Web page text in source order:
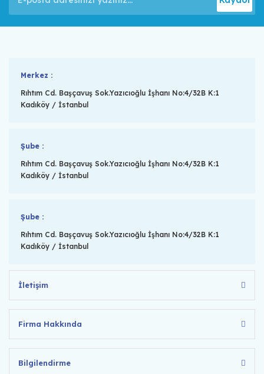
Merkez :
Rıhtım Cd. Başçavuş Sok.Yazıcıoğlu İşhanı No:4/32B K:1
Kadıköy / İstanbul
Şube :
Rıhtım Cd. Başçavuş Sok.Yazıcıoğlu İşhanı No:4/32B K:1
Kadıköy / İstanbul
Şube :
Rıhtım Cd. Başçavuş Sok.Yazıcıoğlu İşhanı No:4/32B K:1
Kadıköy / İstanbul
İletişim
Firma Hakkında
Bilgilendirme